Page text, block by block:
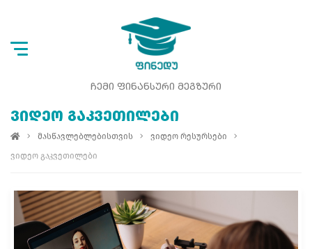
ᲩᲔᲛᲘ ᲤᲘᲜᲐᲜᲡᲣᲠᲘ ᲛᲔᲒᲖᲣᲠᲘ
ᲕᲘᲓᲔᲝ ᲒᲐᲙᲕᲔᲗᲘᲚᲔᲑᲘ
მასწავლებლებისთვის
ვიდეო რესურსები
ვიდეო გაკვეთილები